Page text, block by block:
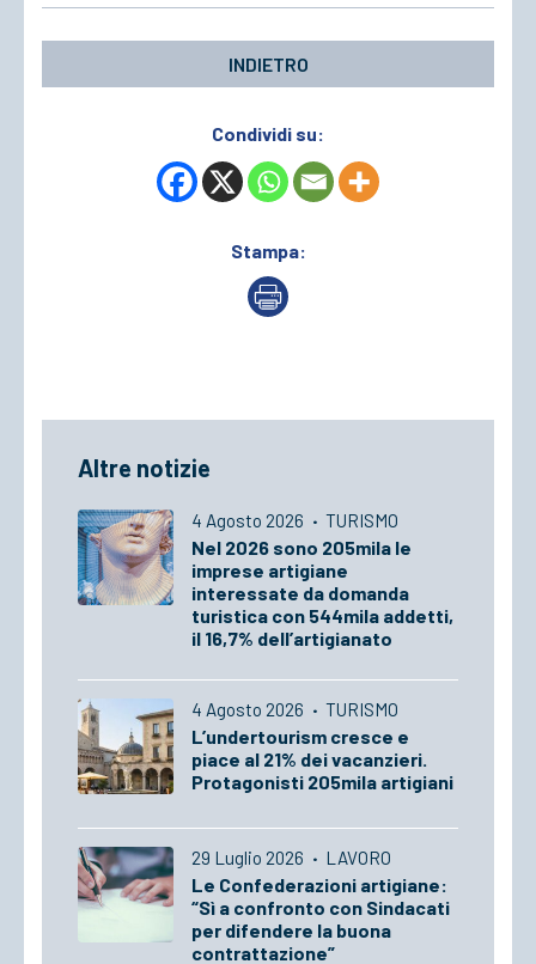
INDIETRO
Condividi su:
Stampa:
Altre notizie
4 Agosto 2026 · TURISMO
Nel 2026 sono 205mila le
imprese artigiane
interessate da domanda
turistica con 544mila addetti,
il 16,7% dell’artigianato
4 Agosto 2026 · TURISMO
L’undertourism cresce e
piace al 21% dei vacanzieri.
Protagonisti 205mila artigiani
29 Luglio 2026 · LAVORO
Le Confederazioni artigiane:
“Sì a confronto con Sindacati
per difendere la buona
contrattazione”